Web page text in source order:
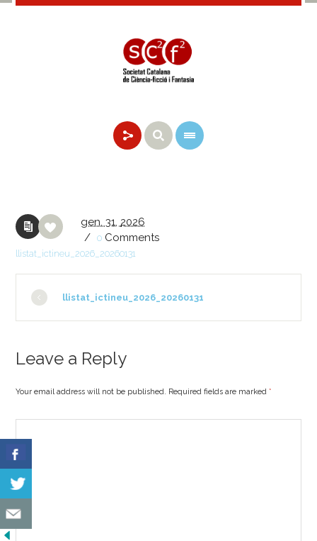
gen.31, 2026
/
0 Comments
llistat_ictineu_2026_20260131
llistat_ictineu_2026_20260131
Leave a Reply
Your email address will not be published. Required fields are marked*